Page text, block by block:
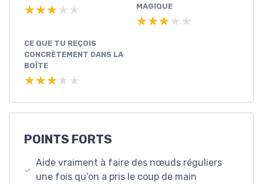
★★★★★
★★★★★
MAGIQUE
★★★★★
★★★★★
CE QUE TU REÇOIS
CONCRÈTEMENT DANS LA
BOÎTE
★★★★★
★★★★★
POINTS FORTS
Aide vraiment à faire des nœuds réguliers
une fois qu’on a pris le coup de main